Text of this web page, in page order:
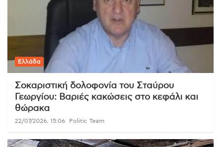
Ελλάδα
Σοκαριστική δολοφονία του Σταύρου
Γεωργίου: Βαριές κακώσεις στο κεφάλι και
θώρακα
22/07/2026, 15:06 Politic Team